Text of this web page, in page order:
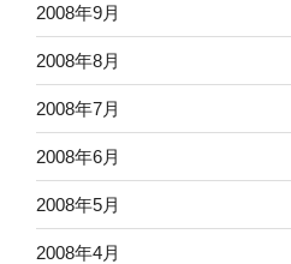
2008年9月
2008年8月
2008年7月
2008年6月
2008年5月
2008年4月